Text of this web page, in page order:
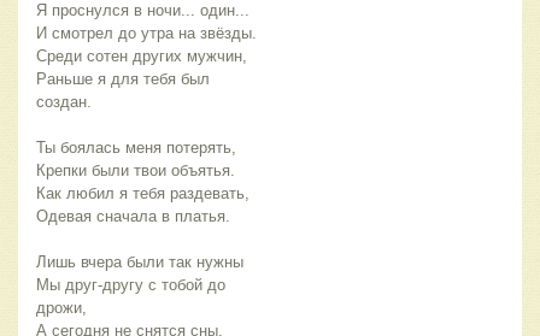
Я проснулся в ночи... один...
И смотрел до утра на звёзды.
Среди сотен других мужчин,
Раньше я для тебя был
создан.
Ты боялась меня потерять,
Крепки были твои объятья.
Как любил я тебя раздевать,
Одевая сначала в платья.
Лишь вчера были так нужны
Мы друг-другу с тобой до
дрожи,
А сегодня не снятся сны,